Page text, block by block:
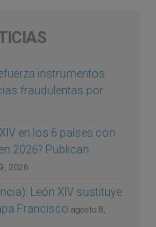
instrumentos
fraudulentas por
en los 6 países con
2026? Publican
2026
León XIV sustituye
Francisco agosto 8,